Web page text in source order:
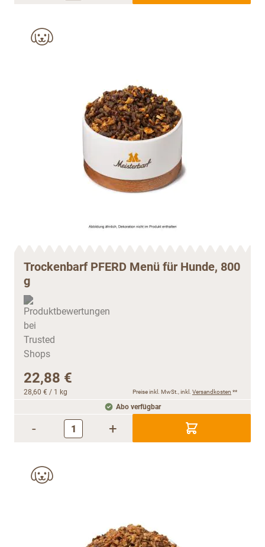
Trockenbarf PFERD Menü für Hunde, 800
g
22,88 €
28,60 € / 1 kg Preise inkl. MwSt., inkl. Versandkosten **
Abo verfügbar
- +